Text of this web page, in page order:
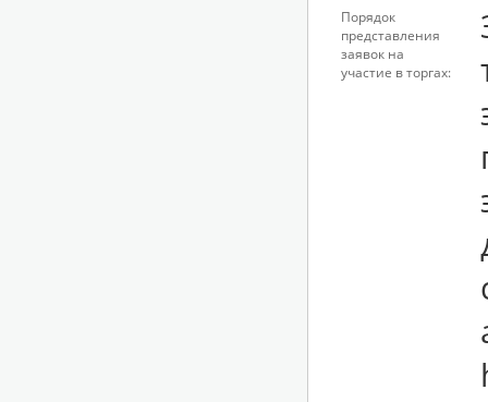
Порядок
представления
заявок на
участие в торгах: